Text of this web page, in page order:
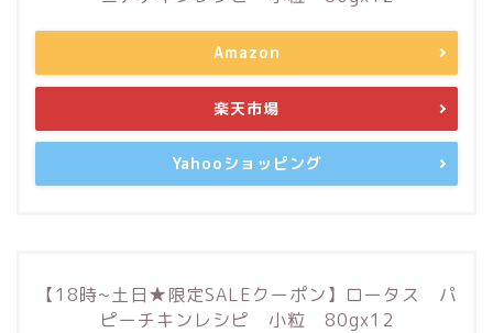
Amazon
楽天市場
Yahooショッピング
【18時~土日★限定SALEクーポン】ロータス パ
ピーチキンレシピ 小粒 80gx12